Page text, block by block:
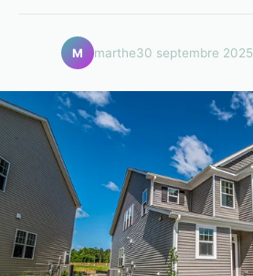
M marthe30 septembre 2025